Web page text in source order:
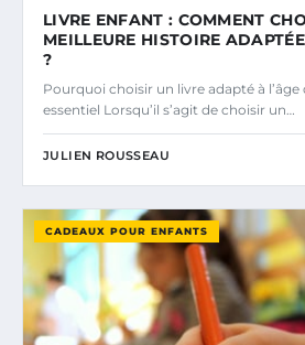
LIVRE ENFANT : COMMENT
MEILLEURE HISTOIRE
?
Pourquoi choisir un livre adapté à l’âge
essentiel Lorsqu’il s’agit de choisir un…
JULIEN ROUSSEAU
CADEAUX POUR ENFANTS